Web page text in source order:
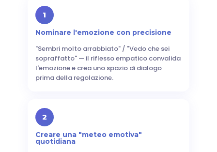
1
Nominare l'emozione con precisione
"Sembri molto arrabbiato" / "Vedo che sei
sopraffatto" — il riflesso empatico convalida
l'emozione e crea uno spazio di dialogo
prima della regolazione.
2
Creare una "meteo emotiva"
quotidiana